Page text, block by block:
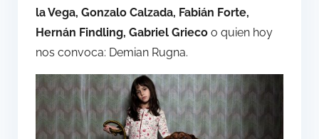
la Vega, Gonzalo Calzada, Fabián Forte,
Hernán Findling, Gabriel Grieco o quien hoy
nos convoca: Demian Rugna.